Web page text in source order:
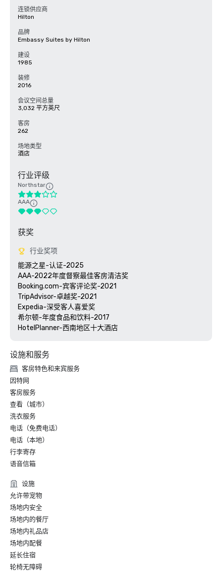
连锁供应商
Hilton
品牌
Embassy Suites by Hilton
建设
1985
装修
2016
会议空间总量
3,032 平方英尺
客房
262
场地类型
酒店
行业评级
Northstar
AAA
获奖
行业奖项
能源之星-认证-2025
AAA-2022年度督察最佳客房清洁奖
Booking.com-宾客评论奖-2021
TripAdvisor-卓越奖-2021
Expedia-深受客人喜爱奖
希尔顿-年度食品和饮料-2017
HotelPlanner-西南地区十大酒店
设施和服务
客房特色和来宾服务
因特网
客房服务
查看（城市）
洗衣服务
电话（免费电话）
电话（本地）
行李寄存
语音信箱
设施
允许带宠物
场地内安全
场地内的餐厅
场地内礼品店
场地内配餐
延长住宿
轮椅无障碍